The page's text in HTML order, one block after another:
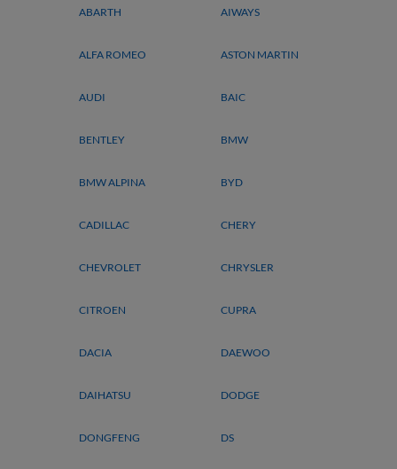
ABARTH AIWAYS
ALFA ROMEO ASTON MARTIN
AUDI BAIC
BENTLEY BMW
BMW ALPINA BYD
CADILLAC CHERY
CHEVROLET CHRYSLER
CITROEN CUPRA
DACIA DAEWOO
DAIHATSU DODGE
DONGFENG DS